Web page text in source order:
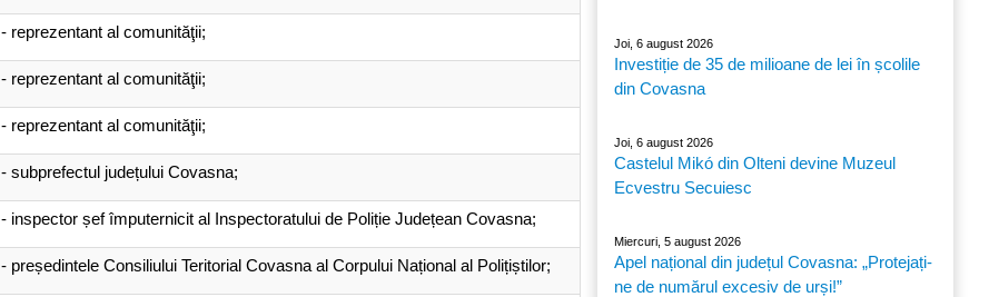
- reprezentant al comunităţii;
- reprezentant al comunităţii;
- reprezentant al comunităţii;
- subprefectul județului Covasna;
- inspector șef împuternicit al Inspectoratului de Poliție Județean Covasna;
- președintele Consiliului Teritorial Covasna al Corpului Național al Polițiștilor;
Joi, 6 august 2026
Investiție de 35 de milioane de lei în școlile
din Covasna
Joi, 6 august 2026
Castelul Mikó din Olteni devine Muzeul
Ecvestru Secuiesc
Miercuri, 5 august 2026
Apel național din județul Covasna: „Protejați-
ne de numărul excesiv de urși!”